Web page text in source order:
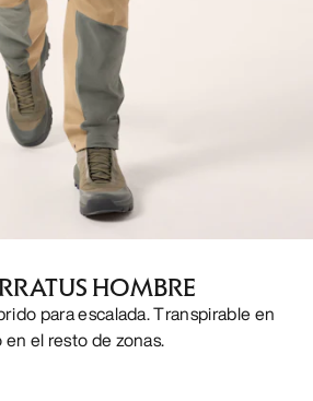
HOMBRE
para escalada. Transpirable en
el resto de zonas.